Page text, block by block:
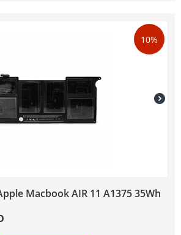
10%
Macbook AIR 11 A1375 35Wh